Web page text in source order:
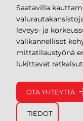
Saatavilla
leveys- ja
välikannelliset
mittatilaustyönä
lukittavat
OTA YHTEYTTÄ
TIEDOT